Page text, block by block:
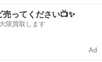
った気が… そう思えばまず
りも承っております
ドローン
売ってください📺✨
限買取します
Ad